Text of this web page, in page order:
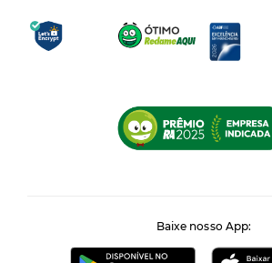
Baixe nosso App: